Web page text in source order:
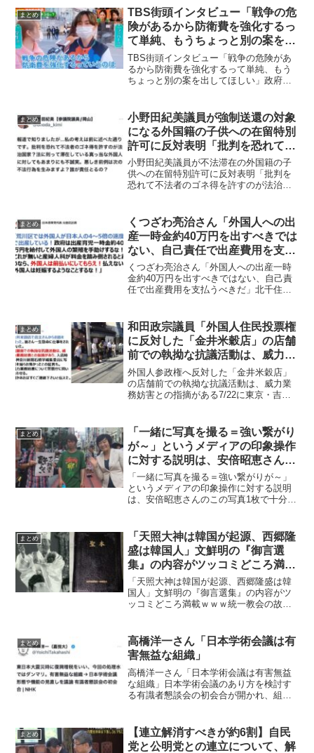
まとめ
TBS街頭インタビュー「戦争の危
険があるから防衛費を強化するっ
て単純、もうちょっと別の案を出
してほしい」
TBS街頭インタビュー「戦争の危険があ
るから防衛費を強化するって単純、もう
ちょっと別の案を出してほしい」政府の
の危険があるから防衛費を強化するって
なんかすごい...
まとめ
小野田紀美議員が強制送還の対象
になる外国籍の子供への在留特別
許可に反対表明「批判を恐れて不
法者のゴネ得を許すのが法治国
家？」
小野田紀美議員が不法滞在の外国籍の子
供への在留特別許可に反対表明「批判を
恐れて不法者のゴネ得を許すのが法治国
の子供への在留特別許可に反対表明「批
判を恐れて不法者のゴネ得...
まとめ
くつざわ亮治さん「外国人への出
産一時金約40万円を出すべきでは
ない、自己責任で出産費用を支払
うべきだ」
くつざわ亮治さん「外国人への出産一時
金約40万円を出すべきではない、自己責
任で出産費用を支払うべきだ」北千住駅
る！政府は出産育児一時金約40万円を給
付して外国人...
まとめ
和田政宗議員「外国人住民投票権
に反対した「金井米穀店」の店舗
前での執拗な抗議活動は、威力業
務妨害との指摘がある」
外国人参政権へ反対した「金井米穀店」
の店舗前での執拗な抗議活動は、威力業
務妨害との指摘がある7/22に東京・吉祥
たところ、左翼の活動家がいやがらせと
も取れる店頭でのいや...
まとめ
「一緒に写真を撮る＝強い繋がり
が～」というメディアの印象操作
に対する説明は、安倍昭恵さんの
この写真1枚で十分な気がする
「一緒に写真を撮る＝強い繋がりが～」
というメディアの印象操作に対する説明
は、安倍昭恵さんのこの写真1枚で十分な
ってる写真を引き合いに出して、「一緒
に写真を撮る＝強い繋が...
まとめ
「天照大神は韓国が起源、西郷隆
盛は韓国人」文鮮明の『御言選
集』の内容がツッコミどころ満載
ｗｗｗ
「天照大神は韓国が起源、西郷隆盛は韓
国人」文鮮明の『御言選集』の内容がツ
ッコミどころ満載ｗｗｗ統一教会の故・
どを『御言選集』主張していたことがわ
かりました。「西郷隆盛は...
まとめ
高橋洋一さん「日本学術会議は有
害無益な組織」
高橋洋一さん「日本学術会議は有害無益
な組織」日本学術会議のあり方を検討す
る有識者懇談会の初会合が開かれ、組織
参事官などを務めた高橋洋一さんは、
「日本学術会議は有害無益な...
まとめ
【連立解消すべきが約6割】自民
党と公明党との連立について、解